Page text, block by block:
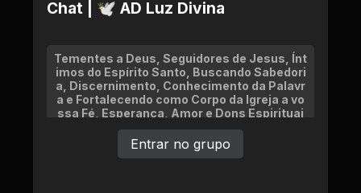
Chat | 🕊 AD Luz Divina
Tementes a Deus, Seguidores de Jesus, Ínt
imos do Espírito Santo, Buscando Sabedori
a, Discernimento, Conhecimento da Palavr
a e Fortalecendo como Corpo da Igreja a vo
ssa Fé, Esperança, Amor e Dons Espirituai
s.
Entrar no grupo